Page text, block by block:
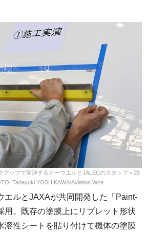
アップで実演するオーウエルとJALECのスタッフ＝25
Tadayuki YOSHIKAWA/Aviation Wire
ルとJAXAが共同開発した「Paint-
用。既存の塗膜上にリブレット形状
溶性シートを貼り付けて機体の塗膜